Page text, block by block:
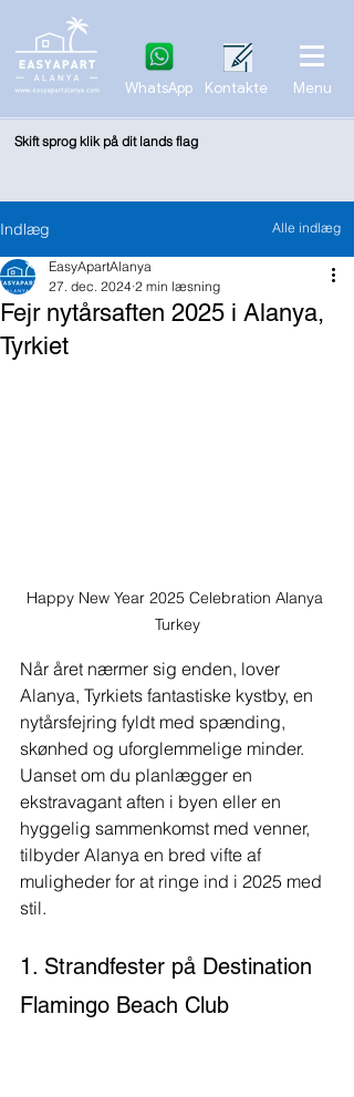
WhatsApp Kontakte Menu
Skift sprog klik på dit lands flag
Indlæg
Fejr nytårsaften 2025 i Alanya,
Tyrkiet
EasyApartAlanya
27. dec. 2024 2 min læsning
Happy New Year 2025 Celebration Alanya
Turkey
Når året nærmer sig enden, lover
Alanya, Tyrkiets fantastiske kystby, en
nytårsfejring fyldt med spænding,
skønhed og uforglemmelige minder.
Uanset om du planlægger en
ekstravagant aften i byen eller en
hyggelig sammenkomst med venner,
tilbyder Alanya en bred vifte af
muligheder for at ringe ind i 2025 med
stil.
1. Strandfester på Destination
Flamingo Beach Club
Alle indlæg